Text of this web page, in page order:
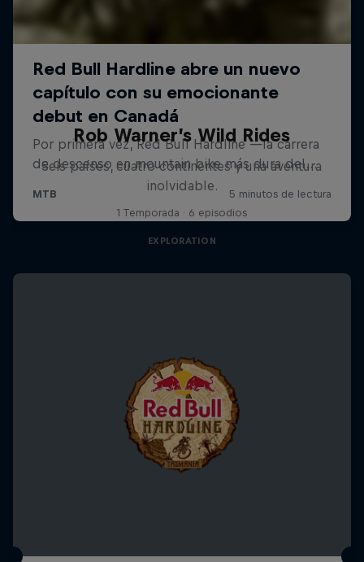
Rob Warner’s Wild Rides
Seis países, cuatro continentes y una aventura
inolvidable.
1 Temporada · 6 episodios
EXPLORATION